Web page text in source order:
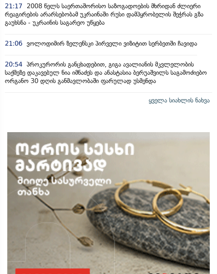
21:17
2008 წელს საერთაშორისო საზოგადოების მხრიდან ძლიერი
რეაგირების არარსებობამ უკრაინაში რუსი დამპყრობელის შეჭრას გზა
გაუხსნა - უკრაინის საგარეო უწყება
21:06 ვოლოდიმირ ზელენსკი პირველი ვიზიტით სერბეთში ჩავიდა
20:54 პროკურორის განცხადებით, გიგა ავალიანის მკვლელობის
საქმეზე დაკავებულ ნია იმნაძეს და ანასტასია ბერუაშვილს საგამოძიებო
ორგანო 30 დღის განმავლობაში ფარულად უსმენდა
ყველა სიახლის ნახვა